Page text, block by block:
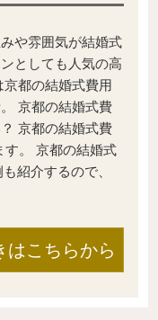
や雰囲気が結婚式
としても人気の高
京都の結婚式費用
京都の結婚式費
京都の結婚式費
す。 京都の結婚式
紹介するので、
はこちらから